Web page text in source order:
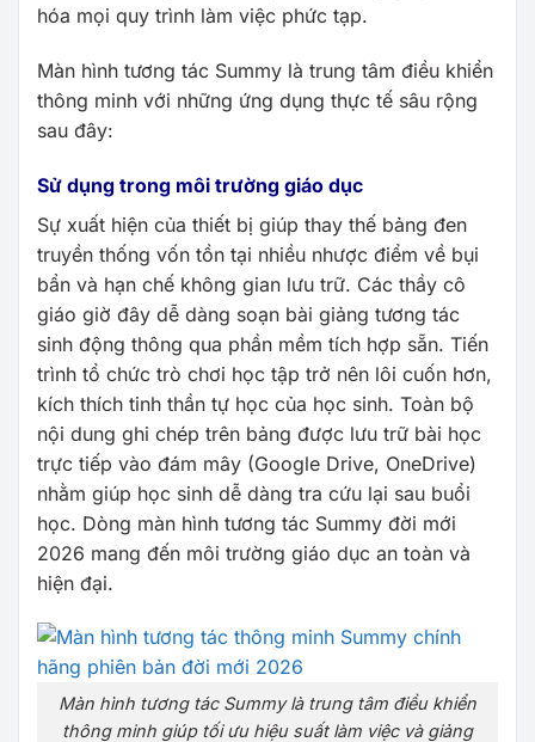
hóa mọi quy trình làm việc phức tạp.
Màn hình tương tác Summy là trung tâm điều khiển
thông minh với những ứng dụng thực tế sâu rộng
sau đây:
Sử dụng trong môi trường giáo dục
Sự xuất hiện của thiết bị giúp thay thế bảng đen
truyền thống vốn tồn tại nhiều nhược điểm về bụi
bẩn và hạn chế không gian lưu trữ. Các thầy cô
giáo giờ đây dễ dàng soạn bài giảng tương tác
sinh động thông qua phần mềm tích hợp sẵn. Tiến
trình tổ chức trò chơi học tập trở nên lôi cuốn hơn,
kích thích tinh thần tự học của học sinh. Toàn bộ
nội dung ghi chép trên bảng được lưu trữ bài học
trực tiếp vào đám mây (Google Drive, OneDrive)
nhằm giúp học sinh dễ dàng tra cứu lại sau buổi
học. Dòng màn hình tương tác Summy đời mới
2026 mang đến môi trường giáo dục an toàn và
hiện đại.
Màn hình tương tác Summy là trung tâm điều khiển
thông minh giúp tối ưu hiệu suất làm việc và giảng